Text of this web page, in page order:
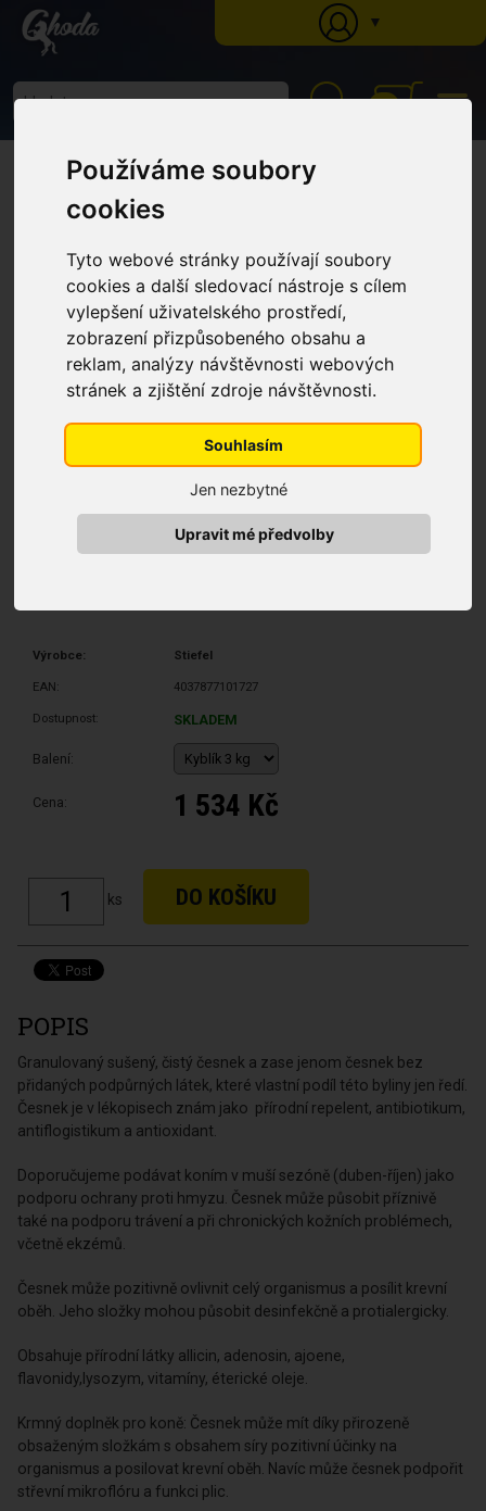
Používáme soubory
cookies
Tyto webové stránky používají soubory
cookies a další sledovací nástroje s cílem
vylepšení uživatelského prostředí,
zobrazení přizpůsobeného obsahu a
reklam, analýzy návštěvnosti webových
stránek a zjištění zdroje návštěvnosti.
Souhlasím
Jen nezbytné
Upravit mé předvolby
▼
»Katalog »Krmné doplňky Dýchání
Česnek granulovaný (Kyblík 3
Výrobce: Stiefel
EAN: 4037877101727
Dostupnost: SKLADEM
Balení:
Cena: 1 534 Kč
ks
POPIS
Granulovaný sušený, čistý česnek a zase jenom česnek bez
přidaných podpůrných látek, které vlastní podíl této byliny jen ředí.
Česnek je v lékopisech znám jako přírodní repelent, antibiotikum,
antiflogistikum a antioxidant.
Doporučujeme podávat koním v muší sezóně (duben-říjen) jako
podporu ochrany proti hmyzu. Česnek může působit příznivě
také na podporu trávení a při chronických kožních problémech,
včetně ekzémů.
Česnek může pozitivně ovlivnit celý organismus a posílit krevní
oběh. Jeho složky mohou působit desinfekčně a protialergicky.
Obsahuje přírodní látky allicin, adenosin, ajoene,
flavonidy,lysozym, vitamíny, éterické oleje.
Krmný doplněk pro koně: Česnek může mít díky přirozeně
obsaženým složkám s obsahem síry pozitivní účinky na
organismus a posilovat krevní oběh. Navíc může česnek podpořit
střevní mikroflóru a funkci plic.